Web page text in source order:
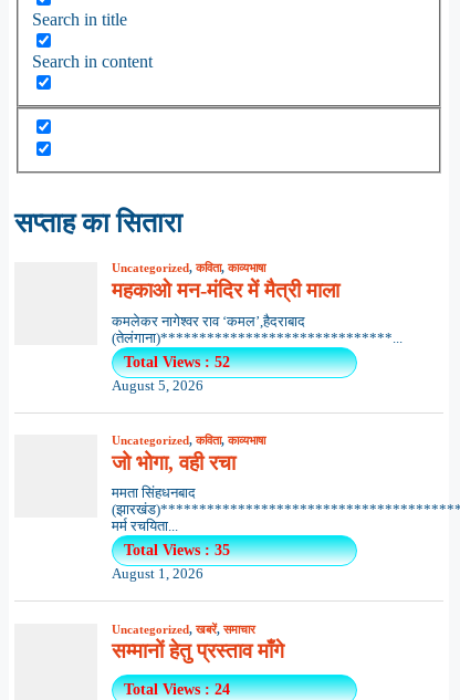
Search in title
Search in content
सप्ताह का सितारा
Uncategorized,कविता,काव्यभाषा
महकाओ मन-मंदिर में मैत्री माला
कमलेकर नागेश्वर राव ‘कमल’,हैदराबाद
(तेलंगाना)******************************...
Total Views : 52
August 5, 2026
Uncategorized,कविता,काव्यभाषा
जो भोगा, वही रचा
ममता सिंहधनबाद
(झारखंड)***************************************
मर्म रचयिता...
Total Views : 35
August 1, 2026
Uncategorized,खबरें,समाचार
सम्मानों हेतु प्रस्ताव माँगे
Total Views : 24